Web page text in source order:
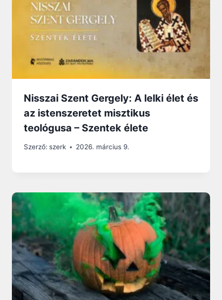
Nisszai Szent Gergely: A lelki élet és
az istenszeretet misztikus
teológusa – Szentek élete
Szerző: szerk 2026. március 9.